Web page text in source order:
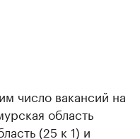
число вакансий на
область
(25 к 1) и